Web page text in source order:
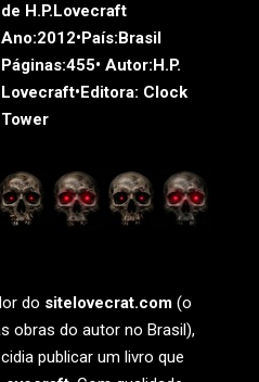
de H.P.Lovecraft
Ano:2012• País: Brasil
Páginas:455• Autor: H.P.
Lovecraft• Editora: Clock
Tower
do sitelovecrat.com (o
obras do autor no Brasil),
publicar um livro que